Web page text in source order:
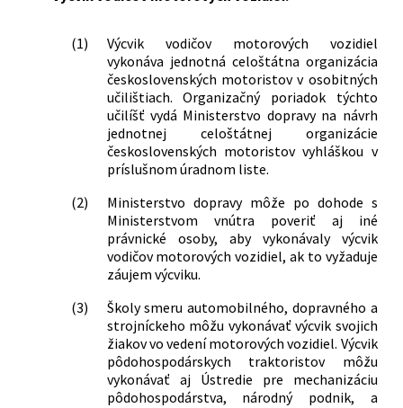
(1)
Výcvik vodičov motorových vozidiel
vykonáva jednotná celoštátna organizácia
československých motoristov v osobitných
učilištiach. Organizačný poriadok týchto
učilíšť vydá Ministerstvo dopravy na návrh
jednotnej celoštátnej organizácie
československých motoristov vyhláškou v
príslušnom úradnom liste.
(2)
Ministerstvo dopravy môže po dohode s
Ministerstvom vnútra poveriť aj iné
právnické osoby, aby vykonávaly výcvik
vodičov motorových vozidiel, ak to vyžaduje
záujem výcviku.
(3)
Školy smeru automobilného, dopravného a
strojníckeho môžu vykonávať výcvik svojich
žiakov vo vedení motorových vozidiel. Výcvik
pôdohospodárskych traktoristov môžu
vykonávať aj Ústredie pre mechanizáciu
pôdohospodárstva, národný podnik, a